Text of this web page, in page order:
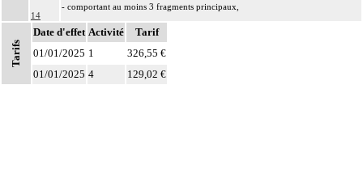
14
- comportant au moins 3 fragments principaux,
- incoercible après réduction,
- avec enfoncement ostéochondral nécessitant un geste de relèvement.
- résection localisée de synoviale, de replis synoviaux et/ou d'ostéophytes
Tarifs
Date d'effet Activité
Tarif
01/01/2025 1
326,55 €
01/01/2025 4 129,02 €